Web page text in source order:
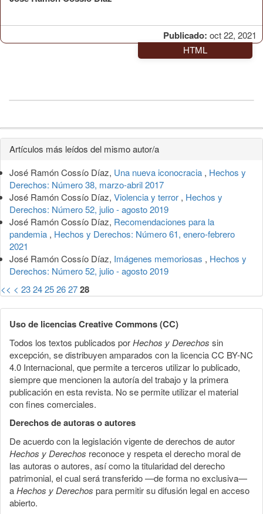
Publicado: oct 22, 2021
HTML
Detalles
del
artículo
Artículos más leídos del mismo autor/a
José Ramón Cossío Díaz, Una nueva iconocracia , Hechos y
Derechos: Número 38, marzo-abril 2017
José Ramón Cossío Díaz, Violencia y terror , Hechos y
Derechos: Número 52, julio - agosto 2019
José Ramón Cossío Díaz, Recomendaciones para la
pandemia , Hechos y Derechos: Número 61, enero-febrero
2021
José Ramón Cossío Díaz, Imágenes memoriosas , Hechos y
Derechos: Número 52, julio - agosto 2019
<< < 232425262728
Uso de licencias Creative Commons (CC)
Todos los textos publicados porHechos y Derechos sin
excepción, se distribuyen amparados con la licencia CC BY-NC
4.0 Internacional, que permite a terceros utilizar lo publicado,
siempre que mencionen la autoría del trabajo y la primera
publicación en esta revista. No se permite utilizar el material
con fines comerciales.
Derechos de autoras o autores
De acuerdo con la legislación vigente de derechos de autor
Hechos y Derechos reconoce y respeta el derecho moral de
las autoras o autores, así como la titularidad del derecho
patrimonial, el cual será transferido —de forma no exclusiva—
aHechos y Derechos para permitir su difusión legal en acceso
abierto.